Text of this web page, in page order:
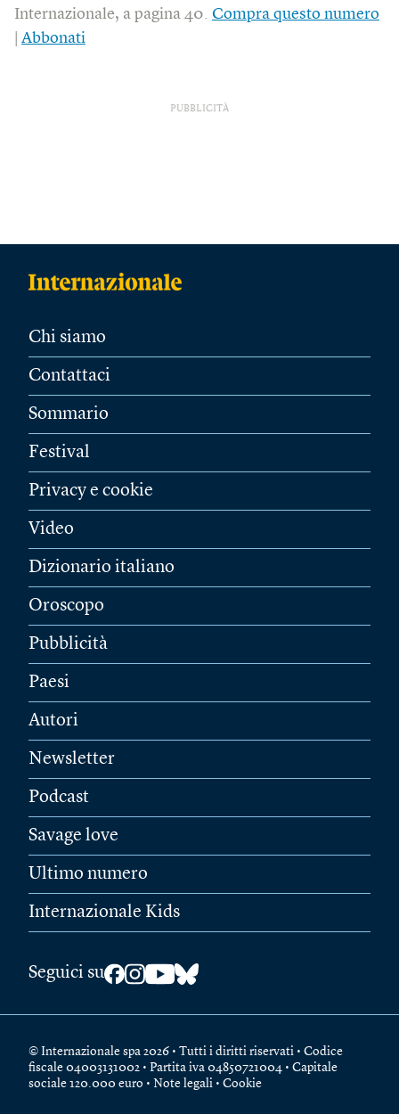
Internazionale, a pagina 40. Compra questo numero
Abbonati
PUBBLICITÀ
Chi siamo
Contattaci
Sommario
Festival
Privacy e cookie
Video
Dizionario italiano
Oroscopo
Pubblicità
Paesi
Autori
Newsletter
Podcast
Savage love
Ultimo numero
Internazionale Kids
Seguici su
© Internazionale spa 2026 • Tutti i diritti riservati • Codice
fiscale 04003131002 • Partita iva 04850721004 • Capitale
sociale 120.000 euro • Note legali • Cookie